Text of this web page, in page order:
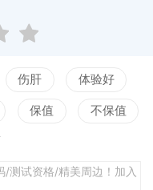
对手弱点，哪怕处
演惊天大逆转。易
不但可以让新手轻
来越熟练，更可执
伤肝 体验好
保值 不保值
/测试资格/精美周边！加入